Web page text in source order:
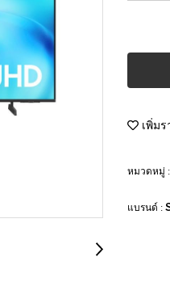
เพิ่ม
หมวดหมู่ :
แบรนด์ :